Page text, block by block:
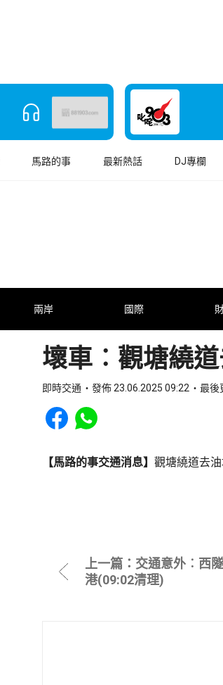
馬路的事 最新熱話 DJ專欄
兩岸 國際
壞車︰觀塘繞
即時交通 發佈 23.06.2025 09:22 最後
Share to Facebook
Share to WhatsApp
【馬路的事交通消息】 觀塘繞道去
上一篇：交通意外︰西
港(09:02清理)